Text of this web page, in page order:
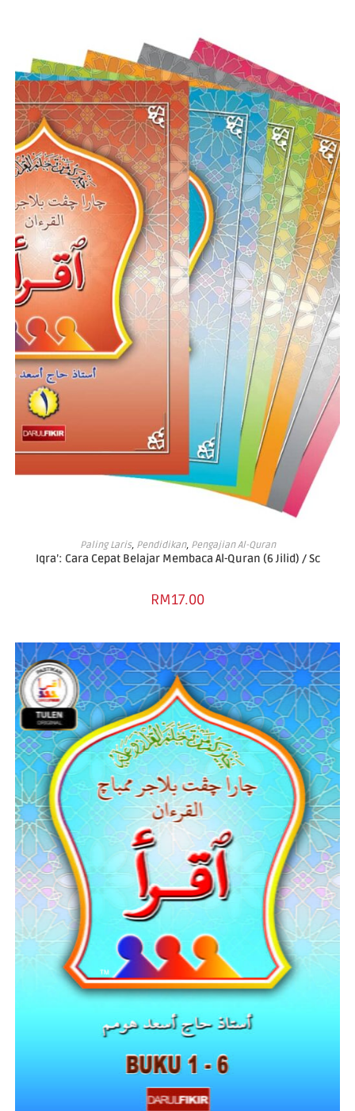
ADD TO CART
Paling Laris, Pendidikan, Pengajian Al-Quran
Iqra’: Cara Cepat Belajar Membaca Al-Quran (6 Jilid) / Sc
RM17.00